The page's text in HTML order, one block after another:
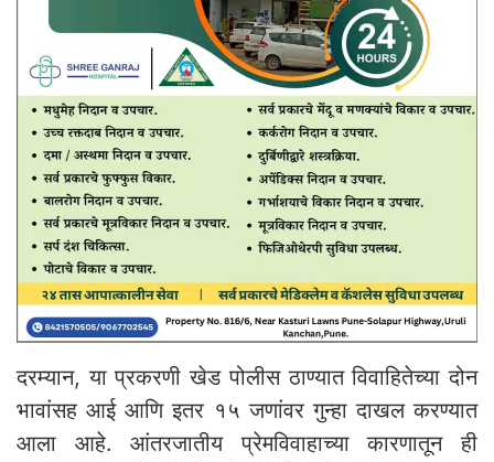
दरम्यान, या प्रकरणी खेड पोलीस ठाण्यात विवाहितेच्या दोन
भावांसह आई आणि इतर १५ जणांवर गुन्हा दाखल करण्यात
आला आहे. आंतरजातीय प्रेमविवाहाच्या कारणातून ही